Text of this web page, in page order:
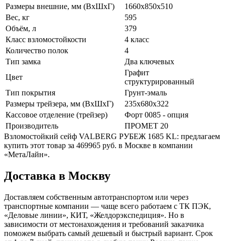
Размеры внешние, мм (ВхШхГ)
1660x850x510
Вес, кг
595
Объём, л
379
Класс взломостойкости
4 класс
Количество полок
4
Тип замка
Два ключевых
Цвет
Графит
структурированный
Тип покрытия
Грунт-эмаль
Размеры трейзера, мм (ВхШхГ)
235x680x322
Кассовое отделение (трейзер)
Форт 0085 - опция
Производитель
ПРОМЕТ 20
Взломостойкий сейф VALBERG РУБЕЖ 1685 KL: предлагаем
купить этот товар за 469965 руб. в Москве в компании
«МетаЛайн».
Доставка в Москву
Доставляем собственным автотранспортом или через
транспортные компании — чаще всего работаем с ТК ПЭК,
«Деловые линии», КИТ, «Желдорэкспедиция». Но в
зависимости от местонахождения и требований заказчика
поможем выбрать самый дешевый и быстрый вариант. Срок